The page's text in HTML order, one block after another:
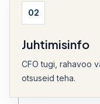
02
Juhtimisinfo
CFO tugi, rahavoo
otsuseid teha.